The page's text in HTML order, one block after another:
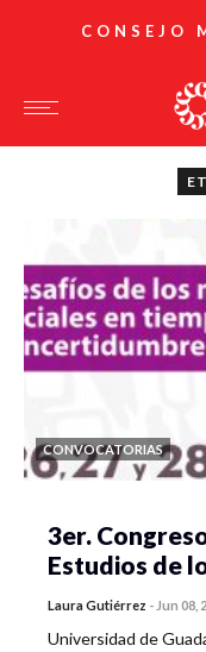
CONSEJO
CONVOCATORIAS
3er.
Estudios de
Laura Gutiérrez - Jun 08,
Universidad de